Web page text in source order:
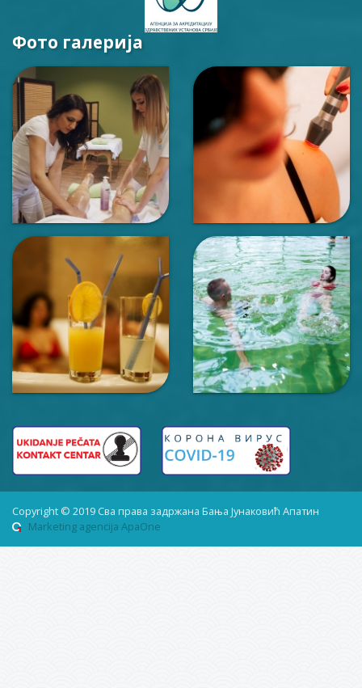
Фото галерија
Copyright © 2019 Сва права задржана Бања Јунаковић Апатин
Marketing agencija ApaOne